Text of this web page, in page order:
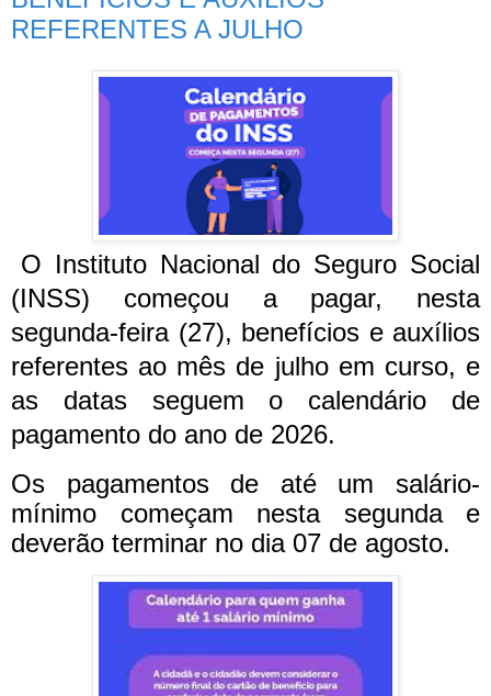
REFERENTES A JULHO
O Instituto Nacional do Seguro Social
(INSS) começou a pagar, nesta
segunda-feira (27), benefícios e auxílios
referentes ao mês de julho em curso, e
as datas seguem o calendário de
pagamento do ano de 2026.
Os pagamentos de até um salário-
mínimo começam nesta segunda e
deverão terminar no dia 07 de agosto.